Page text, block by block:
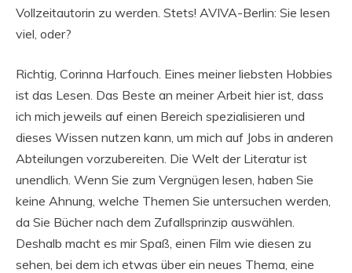
Vollzeitautorin zu werden. Stets! AVIVA-Berlin: Sie lesen
viel, oder?
Richtig, Corinna Harfouch. Eines meiner liebsten Hobbies
ist das Lesen. Das Beste an meiner Arbeit hier ist, dass
ich mich jeweils auf einen Bereich spezialisieren und
dieses Wissen nutzen kann, um mich auf Jobs in anderen
Abteilungen vorzubereiten. Die Welt der Literatur ist
unendlich. Wenn Sie zum Vergnügen lesen, haben Sie
keine Ahnung, welche Themen Sie untersuchen werden,
da Sie Bücher nach dem Zufallsprinzip auswählen.
Deshalb macht es mir Spaß, einen Film wie diesen zu
sehen, bei dem ich etwas über ein neues Thema, eine